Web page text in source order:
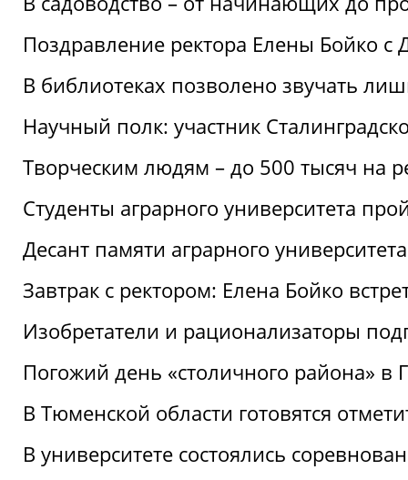
Поздравление ректора Елены Бойко
В библиотеках позволено звучать
Научный полк: участник
Творческим людям – до 500 тысяч на
Студенты аграрного университета
Десант памяти аграрного
Завтрак с ректором: Елена Бойко
Изобретатели и рационализаторы
Погожий день «столичного района» в
В Тюменской области готовятся
В университете состоялись